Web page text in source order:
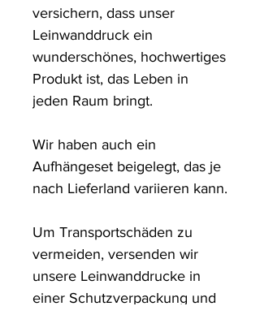
versichern, dass unser
Leinwanddruck ein
wunderschönes, hochwertiges
Produkt ist, das Leben in
jeden Raum bringt.
Wir haben auch ein
Aufhängeset beigelegt, das je
nach Lieferland variieren kann.
Um Transportschäden zu
vermeiden, versenden wir
unsere Leinwanddrucke in
einer Schutzverpackung und